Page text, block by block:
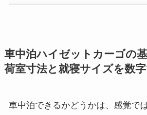
車中泊ハイゼットカーゴの
荷室寸法と就寝サイズを数
車中泊できるかどうかは、感覚で